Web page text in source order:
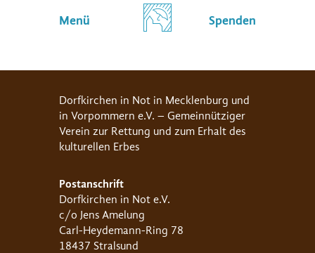
Menü Spenden
Dorfkirchen in Not in Mecklenburg und
in Vorpommern e.V. – Gemeinnütziger
Verein zur Rettung und zum Erhalt des
kulturellen Erbes
Postanschrift
Dorfkirchen in Not e.V.
c/o Jens Amelung
Carl-Heydemann-Ring 78
18437 Stralsund